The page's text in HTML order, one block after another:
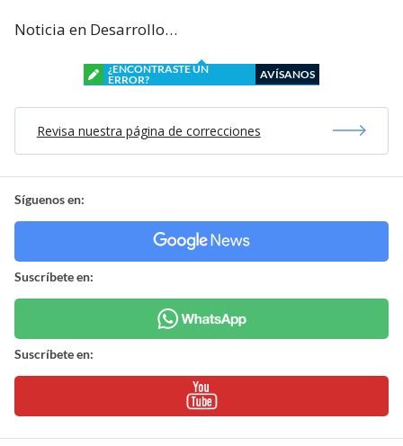
Noticia en Desarrollo…
¿ENCONTRASTE UN
ERROR?
AVÍSANOS
Revisa nuestra página de correcciones
Síguenos en:
Suscríbete en:
Suscríbete en: